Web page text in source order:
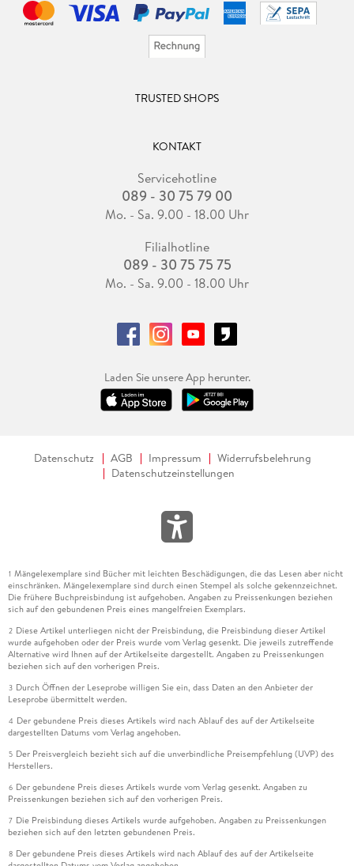
TRUSTED SHOPS
KONTAKT
Servicehotline
089 - 30 75 79 00
Mo. - Sa. 9.00 - 18.00 Uhr
Filialhotline
089 - 30 75 75 75
Mo. - Sa. 9.00 - 18.00 Uhr
Laden Sie unsere App herunter.
Datenschutz AGB Impressum
Widerrufsbelehrung
Datenschutzeinstellungen
1 Mängelexemplare sind Bücher mit leichten Beschädigungen, die das Lesen aber nicht
einschränken. Mängelexemplare sind durch einen Stempel als solche gekennzeichnet.
Die frühere Buchpreisbindung ist aufgehoben. Angaben zu Preissenkungen beziehen
sich auf den gebundenen Preis eines mangelfreien Exemplars.
2 Diese Artikel unterliegen nicht der Preisbindung, die Preisbindung dieser Artikel
wurde aufgehoben oder der Preis wurde vom Verlag gesenkt. Die jeweils zutreffende
Alternative wird Ihnen auf der Artikelseite dargestellt. Angaben zu Preissenkungen
beziehen sich auf den vorherigen Preis.
3 Durch Öffnen der Leseprobe willigen Sie ein, dass Daten an den Anbieter der
Leseprobe übermittelt werden.
4 Der gebundene Preis dieses Artikels wird nach Ablauf des auf der Artikelseite
dargestellten Datums vom Verlag angehoben.
5 Der Preisvergleich bezieht sich auf die unverbindliche Preisempfehlung (UVP) des
Herstellers.
6 Der gebundene Preis dieses Artikels wurde vom Verlag gesenkt. Angaben zu
Preissenkungen beziehen sich auf den vorherigen Preis.
7 Die Preisbindung dieses Artikels wurde aufgehoben. Angaben zu Preissenkungen
beziehen sich auf den letzten gebundenen Preis.
8 Der gebundene Preis dieses Artikels wird nach Ablauf des auf der Artikelseite